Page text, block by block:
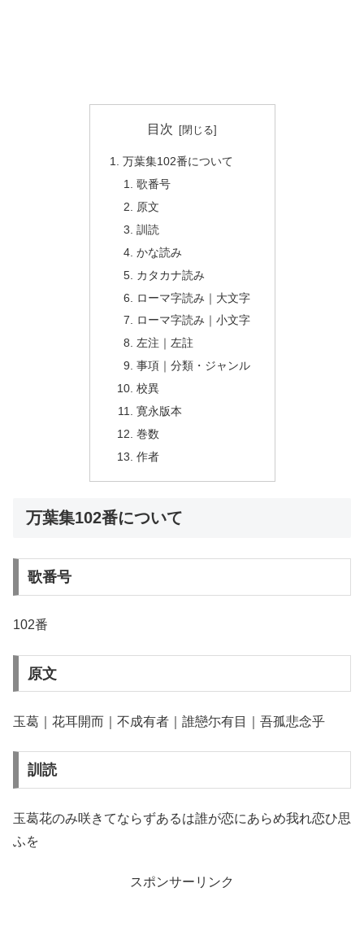
目次
万葉集102番について
歌番号
原文
訓読
かな読み
カタカナ読み
ローマ字読み｜大文字
ローマ字読み｜小文字
左注｜左註
事項｜分類・ジャンル
校異
寛永版本
巻数
作者
万葉集102番について
歌番号
102番
原文
玉葛｜花耳開而｜不成有者｜誰戀尓有目｜吾孤悲念乎
訓読
玉葛花のみ咲きてならずあるは誰が恋にあらめ我れ恋ひ思
ふを
スポンサーリンク